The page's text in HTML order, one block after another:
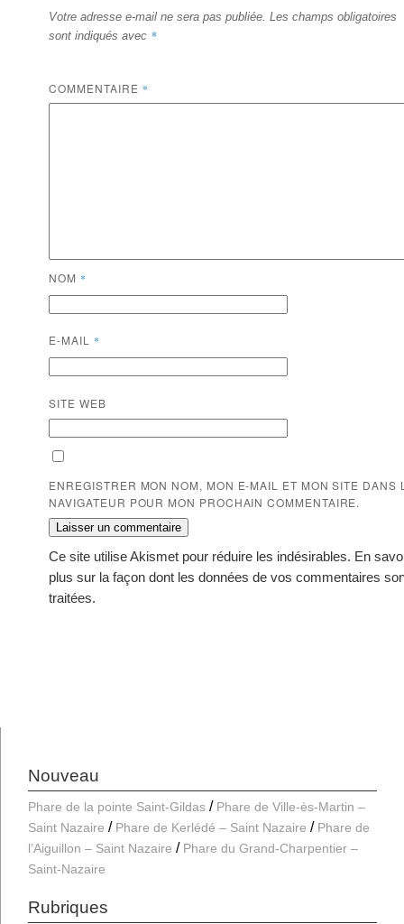
Votre adresse e-mail ne sera pas publiée. Les champs obligatoires
sont indiqués avec *
COMMENTAIRE *
NOM *
E-MAIL *
SITE WEB
ENREGISTRER MON NOM, MON E-MAIL ET MON SITE DANS
NAVIGATEUR POUR MON PROCHAIN COMMENTAIRE.
Ce site utilise Akismet pour réduire les indésirables. En
plus sur la façon dont les données de vos commentaires
traitées.
Nouveau
Phare de la pointe Saint-Gildas
Phare de Ville-ès-Martin –
Saint Nazaire
Phare de Kerlédé – Saint Nazaire
Phare de
l’Aiguillon – Saint Nazaire
Phare du Grand-Charpentier –
Saint-Nazaire
Rubriques